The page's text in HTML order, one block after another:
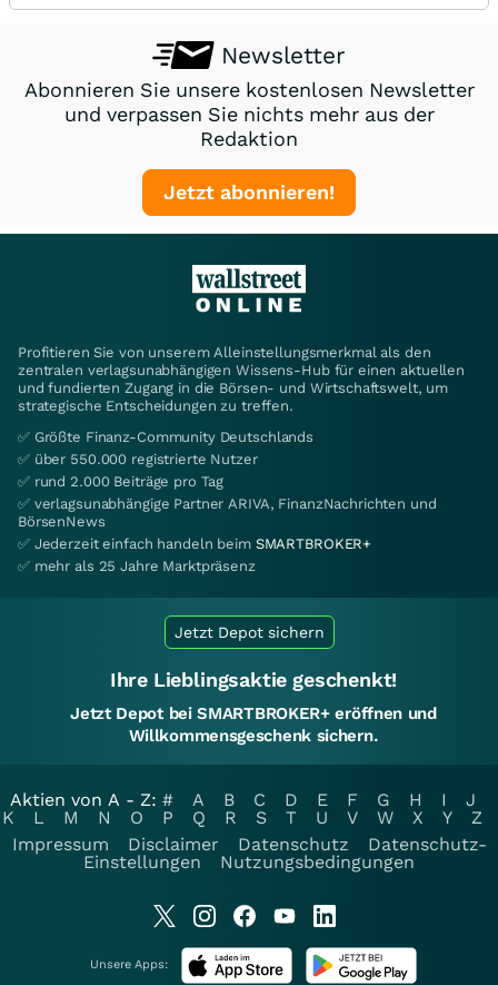
Newsletter
Abonnieren Sie unsere kostenlosen Newsletter
und verpassen Sie nichts mehr aus der
Redaktion
Jetzt abonnieren!
Profitieren Sie von unserem Alleinstellungsmerkmal als den
zentralen verlagsunabhängigen Wissens-Hub für einen aktuellen
und fundierten Zugang in die Börsen- und Wirtschaftswelt, um
strategische Entscheidungen zu treffen.
✅ Größte Finanz-Community Deutschlands
✅ über 550.000 registrierte Nutzer
✅ rund 2.000 Beiträge pro Tag
✅ verlagsunabhängige Partner ARIVA, FinanzNachrichten und
BörsenNews
✅ Jederzeit einfach handeln beim SMARTBROKER+
✅ mehr als 25 Jahre Marktpräsenz
Jetzt Depot sichern
Ihre Lieblingsaktie geschenkt!
Jetzt Depot bei SMARTBROKER+ eröffnen und
Willkommensgeschenk sichern.
Aktien von A - Z: # A B C D E F G H I
J
K
L M N O P Q R S T U V W X Y
Z
Impressum
Disclaimer Datenschutz
Datenschutz-
Einstellungen
Nutzungsbedingungen
Unsere Apps: